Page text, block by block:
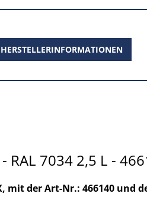
HERSTELLERINFORMATIONEN
- RAL 7034 2,5 L -
mit der Art-Nr.: 466140 und